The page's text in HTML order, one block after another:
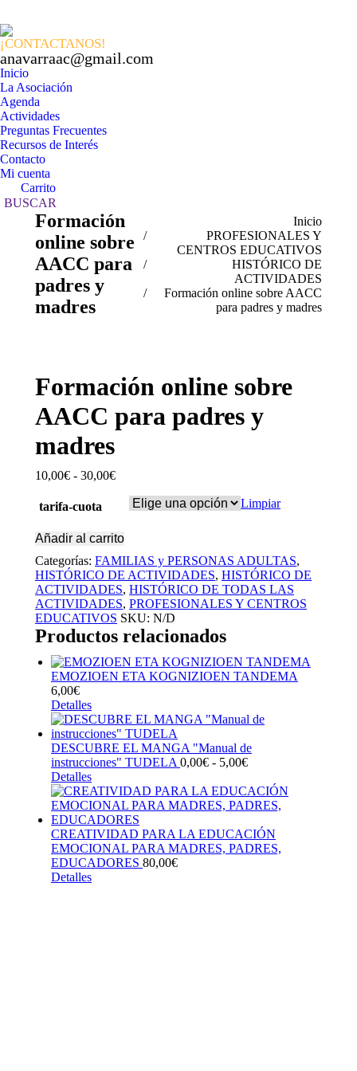
¡CONTACTANOS!
anavarraac@gmail.com
Inicio
La Asociación
Agenda
Actividades
Preguntas Frecuentes
Recursos de Interés
Contacto
Mi cuenta
Carrito
Buscar:
BUSCAR
Formación
online sobre
AACC para
padres y
madres
Inicio
PROFESIONALES Y
CENTROS EDUCATIVOS
HISTÓRICO DE
ACTIVIDADES
Formación online sobre AACC
para padres y madres
Formación online sobre
AACC para padres y
madres
10,00€ - 30,00€
precios:
10,00€
hasta
30,00€
tarifa-cuota Limpiar
Añadir al carrito
Categorías: FAMILIAS y PERSONAS ADULTAS,
HISTÓRICO DE ACTIVIDADES, HISTÓRICO DE
ACTIVIDADES, HISTÓRICO DE TODAS LAS
ACTIVIDADES, PROFESIONALES Y CENTROS
EDUCATIVOS SKU: N/D
Productos relacionados
EMOZIOEN ETA KOGNIZIOEN TANDEMA
6,00€
Detalles
producto
tiene
múltiples
variantes.
opciones
se
pueden
elegir
en
la
DESCUBRE EL MANGA "Manual de
instrucciones" TUDELA 0,00€ - 5,00€
precios:
desde
hasta
5,00€
Detalles
producto
tiene
múltiples
variantes.
Las
opciones
CREATIVIDAD PARA LA EDUCACIÓN
EMOCIONAL PARA MADRES, PADRES,
EDUCADORES 80,00€
Detalles